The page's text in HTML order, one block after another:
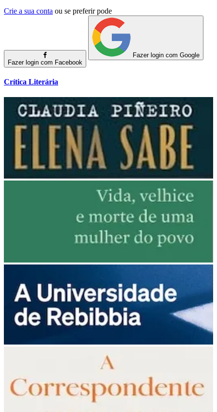
Crie a sua conta ou se preferir pode
Fazer login com Facebook
Fazer login com Google
Crítica Literária